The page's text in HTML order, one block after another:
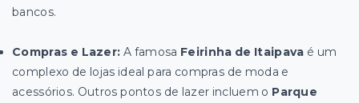
bancos.
Compras e Lazer: A famosa Feirinha de Itaipava é um
complexo de lojas ideal para compras de moda e
acessórios. Outros pontos de lazer incluem o Parque